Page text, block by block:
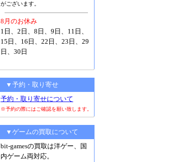
がございます。
8月のお休み
1日、2日、8日、9日、11日、
15日、16日、22日、23日、29
日、30日
▼予約・取り寄せ
予約・取り寄せについて
※予約の際にはご確認を願い致します。
▼ゲームの買取について
bit-gamesの買取は洋ゲー、国
内ゲーム両対応。